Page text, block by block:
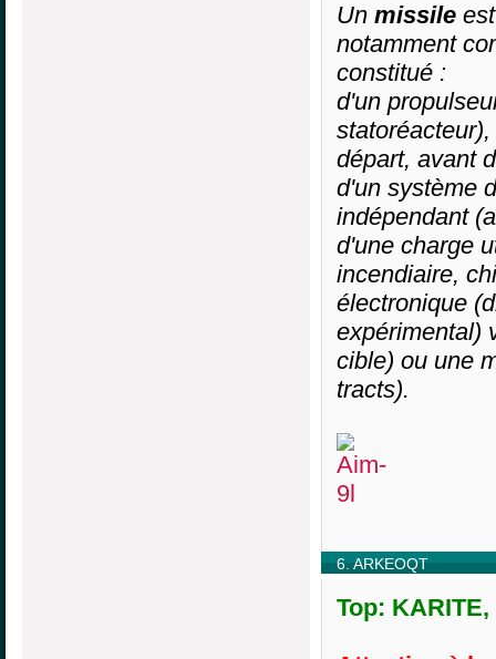
Un missile
notamment
constitué :
d'un
départ, avant
d'un système
indépendant
d'une charge
incendiaire,
électronique
expérimental)
cible) ou une
tracts).
6. ARKEOQT
Top: